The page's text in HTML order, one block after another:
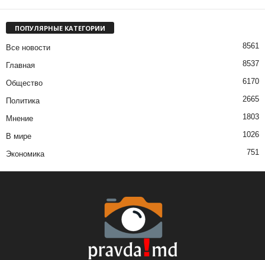
ПОПУЛЯРНЫЕ КАТЕГОРИИ
Все новости 8561
Главная 8537
Общество 6170
Политика 2665
Мнение 1803
В мире 1026
Экономика 751